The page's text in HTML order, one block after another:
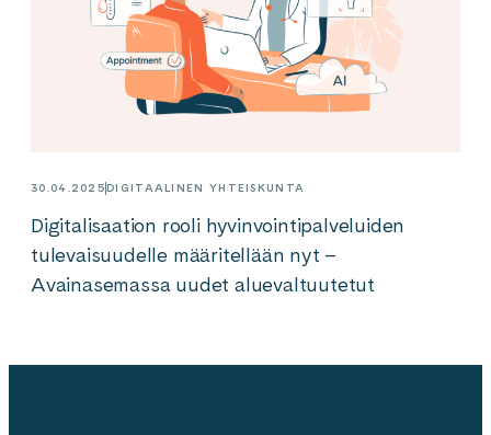
30.04.2025DIGITAALINEN YHTEISKUNTA
Digitalisaation rooli hyvinvointipalveluiden
tulevaisuudelle määritellään nyt –
Avainasemassa uudet aluevaltuutetut